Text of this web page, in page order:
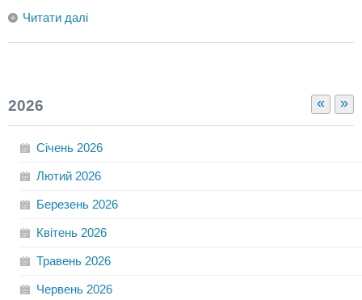
Читати далі
« »
2026
Січень 2026
Лютий 2026
Березень 2026
Квітень 2026
Травень 2026
Червень 2026